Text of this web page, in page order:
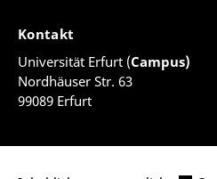
Kontakt
Universität Erfurt (Campus)
Nordhäuser Str. 63
99089 Erfurt